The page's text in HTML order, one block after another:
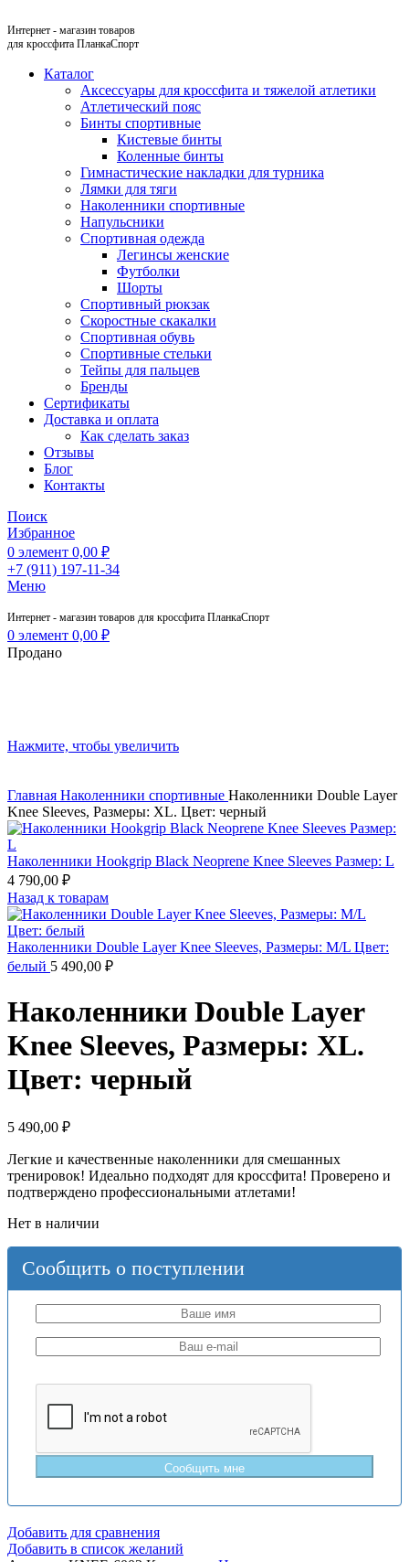
Интернет - магазин товаров
для кроссфита ПланкаСпорт
Каталог
Аксессуары для кроссфита и тяжелой атлетики
Атлетический пояс
Бинты спортивные
Кистевые бинты
Коленные бинты
Гимнастические накладки для турника
Лямки для тяги
Наколенники спортивные
Напульсники
Спортивная одежда
Легинсы женские
Футболки
Шорты
Спортивный рюкзак
Скоростные скакалки
Спортивная обувь
Спортивные стельки
Тейпы для пальцев
Бренды
Сертификаты
Доставка и оплата
Как сделать заказ
Отзывы
Блог
Контакты
Поиск
Избранное
0 элемент 0,00 ₽
+7 (911) 197-11-34
Меню
Интернет - магазин товаров для кроссфита ПланкаСпорт
0 элемент 0,00 ₽
Продано
Нажмите, чтобы увеличить
Главная Наколенники спортивные Наколенники Double Layer
Knee Sleeves, Размеры: XL. Цвет: черный
Наколенники Hookgrip Black Neoprene Knee Sleeves Размер: L
4 790,00 ₽
Назад к товарам
Наколенники Double Layer Knee Sleeves, Размеры: M/L Цвет:
белый 5 490,00 ₽
Наколенники Double Layer
Knee Sleeves, Размеры: XL.
Цвет: черный
5 490,00 ₽
Легкие и качественные наколенники для смешанных
тренировок! Идеально подходят для кроссфита! Проверено и
подтверждено профессиональными атлетами!
Нет в наличии
Сообщить о поступлении
Добавить для сравнения
Добавить в список желаний